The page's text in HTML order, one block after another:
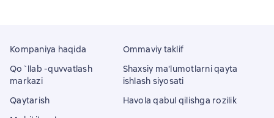
Kompaniya haqida
Qo`llab -quvvatlash
markazi
Qaytarish
Ommaviy taklif
Shaxsiy ma'lumotlarni qayta
ishlash siyosati
Havola qabul qilishga rozilik